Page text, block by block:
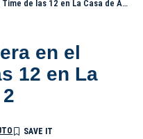
de las 12 en La Casa de Alofoke 2
en el
12 en La